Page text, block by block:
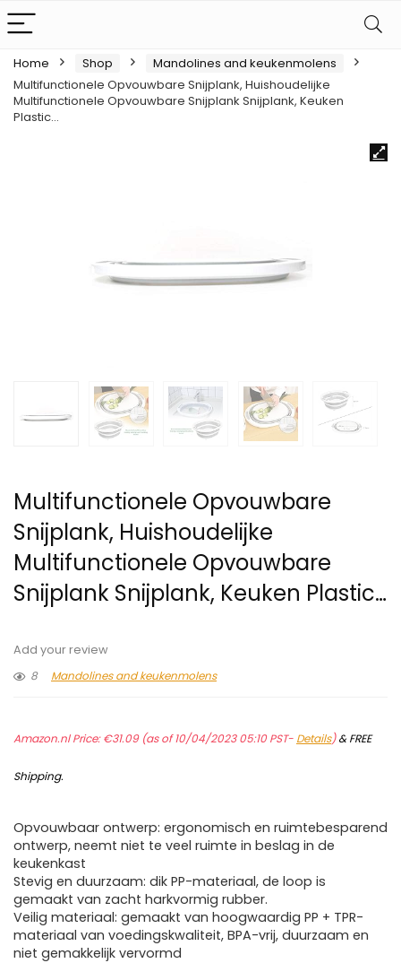
Home Shop
Mandolines and keukenmolens
Multifunctionele Opvouwbare Snijplank, Huishoudelijke
Multifunctionele Opvouwbare Snijplank Snijplank, Keuken
Plastic…
Multifunctionele Opvouwbare
Snijplank, Huishoudelijke
Multifunctionele Opvouwbare
Snijplank Snijplank, Keuken Plastic…
Add your review
8
Mandolines and keukenmolens
Amazon.nl Price:€31.09(as of 10/04/2023 05:10 PST- Details)&FREE
Shipping.
Opvouwbaar ontwerp: ergonomisch en ruimtebesparend
ontwerp, neemt niet te veel ruimte in beslag in de
keukenkast
Stevig en duurzaam: dik PP-materiaal, de loop is
gemaakt van zacht harkvormig rubber.
Veilig materiaal: gemaakt van hoogwaardig PP + TPR-
materiaal van voedingskwaliteit, BPA-vrij, duurzaam en
niet gemakkelijk vervormd